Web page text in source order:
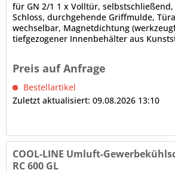
für GN 2/1 1 x Volltür,
Schloss, durchgehende Griffmulde,
wechselbar, Magnetdichtung
tiefgezogener Innenbehälter aus
Preis auf Anfrage
Bestellartikel
Zuletzt aktualisiert: 09.08.2026 13:10
COOL-LINE Umluft-
RC 600 GL